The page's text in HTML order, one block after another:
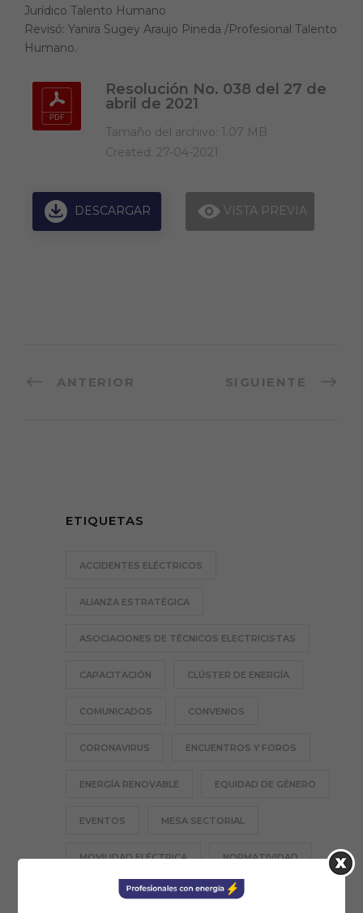
Jurídico Talento Humano
Revisó: Yanira Sugey Araujo Pineda /Profesional Talento
Humano.
Resolución No. 038 del 27 de
abril de 2021
Tamaño del archivo: 1.07 MB
Created: 27-04-2021
DESCARGAR VISTA PREVIA
ANTERIOR SIGUIENTE
ETIQUETAS
ACCIDENTES ELÉCTRICOS
ALIANZA ESTRATÉGICA
ASOCIACIONES DE TÉCNICOS ELECTRICISTAS
CAPACITACIÓN CLÚSTER DE ENERGÍA
COMUNICADOS CONVENIOS
CORONAVIRUS ENCUENTROS Y FOROS
ENERGÍA RENOVABLE EQUIDAD DE GÉNERO
EVENTOS MESA SECTORIAL
MOVILIDAD ELÉCTRICA NORMATIVIDAD
PROFESIÓN TE RESPONSABILIDAD SOCIAL